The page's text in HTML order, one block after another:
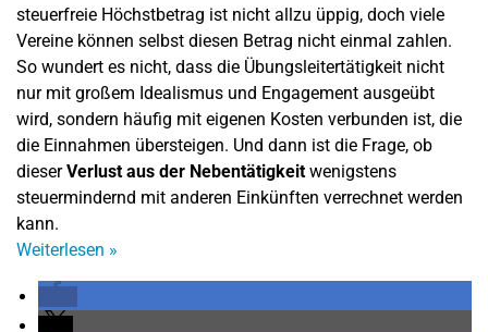
steuerfreie Höchstbetrag ist nicht allzu üppig, doch viele
Vereine können selbst diesen Betrag nicht einmal zahlen.
So wundert es nicht, dass die Übungsleitertätigkeit nicht
nur mit großem Idealismus und Engagement ausgeübt
wird, sondern häufig mit eigenen Kosten verbunden ist, die
die Einnahmen übersteigen. Und dann ist die Frage, ob
dieserVerlust aus der Nebentätigkeitwenigstens
steuermindernd mit anderen Einkünften verrechnet werden
kann.
Weiterlesen »